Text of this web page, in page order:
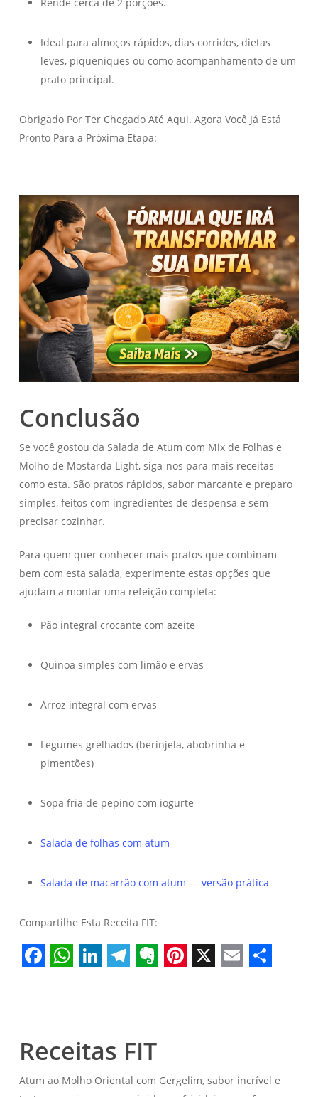
Ideal para almoços rápidos, dias corridos, dietas
leves, piqueniques ou como acompanhamento de um
prato principal.
Obrigado Por Ter Chegado Até Aqui. Agora Você Já Está
Pronto Para a Próxima Etapa:
Conclusão
Se você gostou da Salada de Atum com Mix de Folhas e
Molho de Mostarda Light, siga-nos para mais receitas
como esta. São pratos rápidos, sabor marcante e preparo
simples, feitos com ingredientes de despensa e sem
precisar cozinhar.
Para quem quer conhecer mais pratos que combinam
bem com esta salada, experimente estas opções que
ajudam a montar uma refeição completa:
Pão integral crocante com azeite
Quinoa simples com limão e ervas
Arroz integral com ervas
Legumes grelhados (berinjela, abobrinha e
pimentões)
Sopa fria de pepino com iogurte
Salada de folhas com atum
Salada de macarrão com atum — versão prática
Compartilhe Esta Receita FIT:
Receitas FIT
Atum ao Molho Oriental com Gergelim, sabor incrível e